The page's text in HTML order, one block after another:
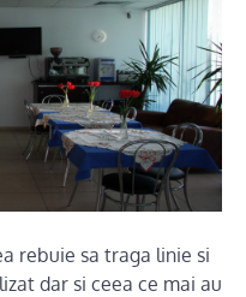
rebuie sa traga linie si
dar si ceea ce mai au